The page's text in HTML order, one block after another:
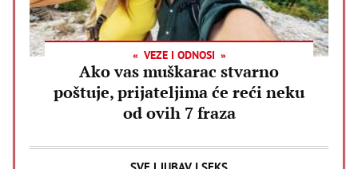
VEZE I ODNOSI
Ako vas muškarac stvarno
poštuje, prijateljima će reći neku
od ovih 7 fraza